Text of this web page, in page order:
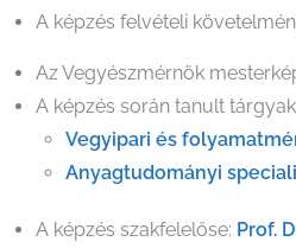
A képzés felvételi
Az Vegyészmérnök
A képzés során tanult
Vegyipari és
Anyagtudományi
A képzés szakfelelőse: Prof.